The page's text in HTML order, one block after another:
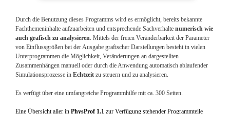
Durch die Benutzung dieses Programms wird es ermöglicht, bereits bekannte
Fachthemeninhalte aufzuarbeiten und entsprechende Sachverhalte numerisch wie
auch grafisch zu analysieren. Mittels der freien Veränderbarkeit der Parameter
von Einflussgrößen bei der Ausgabe grafischer Darstellungen besteht in vielen
Unterprogrammen die Möglichkeit, Veränderungen an dargestellten
Zusammenhängen manuell oder durch die Anwendung automatisch ablaufender
Simulationsprozesse in Echtzeit zu steuern und zu analysieren.
Es verfügt über eine umfangreiche Programmhilfe mit ca. 300 Seiten.
Eine Übersicht aller in PhysProf 1.1 zur Verfügung stehender Programmteile